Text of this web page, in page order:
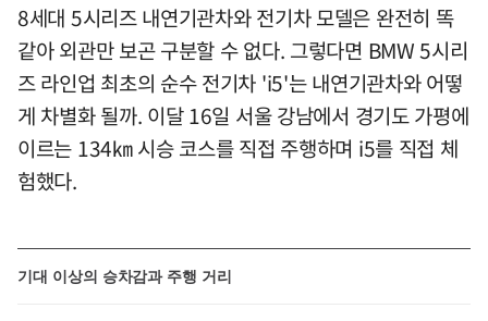
8세대 5시리즈 내연기관차와 전기차 모델은 완전히 똑
같아 외관만 보곤 구분할 수 없다. 그렇다면 BMW 5시리
즈 라인업 최초의 순수 전기차 'i5'는 내연기관차와 어떻
게 차별화 될까. 이달 16일 서울 강남에서 경기도 가평에
이르는 134㎞ 시승 코스를 직접 주행하며 i5를 직접 체
험했다.
기대 이상의 승차감과 주행 거리